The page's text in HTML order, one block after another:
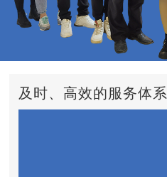
及时、高效的服务体系